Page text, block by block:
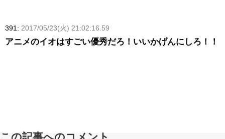
391: 2017/05/23(火) 21:02:16.59
アニメのイオはすごい優秀だろ！いいかげんにしろ！！
この記事へのコメント